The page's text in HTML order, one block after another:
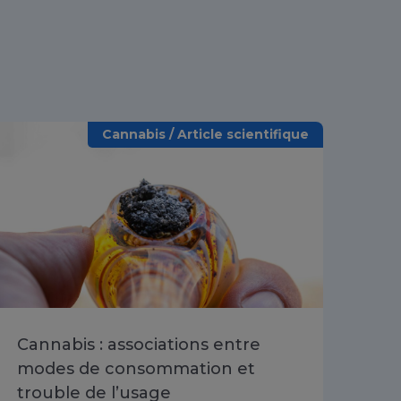
Cannabis / Article scientifique
Cannabis : associations entre
modes de consommation et
trouble de l’usage